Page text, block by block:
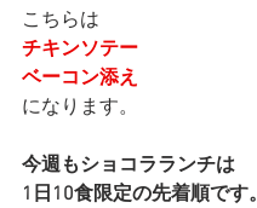
こちらは
チキンソテー
ベーコン添え
になります。
今週もショコラランチは
1日10食限定の先着順です。